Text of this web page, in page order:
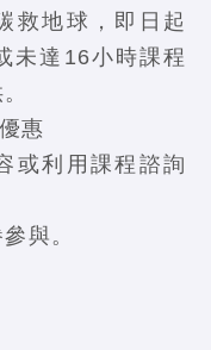
救地球，即日起
未達16小時課程
惠
或利用課程諮詢
與。